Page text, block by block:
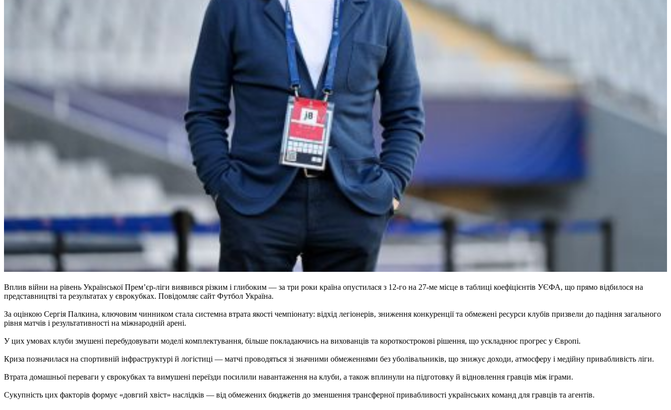
Вплив війни на рівень Української Прем’єр-ліги виявився різким і глибоким — за три роки країна опустилася з 12-го на 27-ме місце в таблиці коефіцієнтів УЄФА, що прямо відбилося на
представництві та результатах у єврокубках. Повідомляє сайт Футбол Україна.
За оцінкою Сергія Палкина, ключовим чинником стала системна втрата якості чемпіонату: відхід легіонерів, зниження конкуренції та обмежені ресурси клубів призвели до падіння загального
рівня матчів і результативності на міжнародній арені.
У цих умовах клуби змушені перебудовувати моделі комплектування, більше покладаючись на вихованців та короткострокові рішення, що ускладнює прогрес у Європі.
Криза позначилася на спортивній інфраструктурі й логістиці — матчі проводяться зі значними обмеженнями без уболівальників, що знижує доходи, атмосферу і медійну привабливість ліги.
Втрата домашньої переваги у єврокубках та вимушені переїзди посилили навантаження на клуби, а також вплинули на підготовку й відновлення гравців між іграми.
Сукупність цих факторів формує «довгий хвіст» наслідків — від обмежених бюджетів до зменшення трансферної привабливості українських команд для гравців та агентів.